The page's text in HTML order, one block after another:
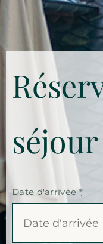
séjour
Date d'arrivée*